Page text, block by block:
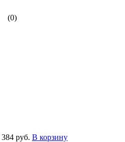
(0)
384 руб. В корзину